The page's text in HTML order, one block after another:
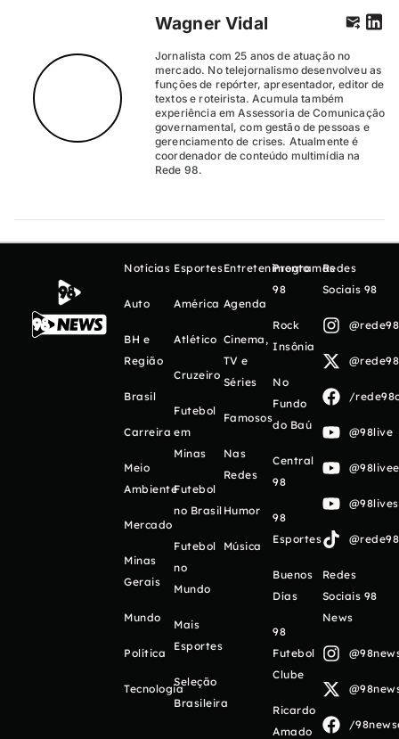
Wagner Vidal
Jornalista com 25 anos de atuação no
mercado. No telejornalismo desenvolveu as
funções de repórter, apresentador, editor de
textos e roteirista. Acumula também
experiência em Assessoria de Comunicação
governamental, com gestão de pessoas e
gerenciamento de crises. Atualmente é
coordenador de conteúdo multimídia na
Rede 98.
Notícias
Auto
BH e
Região
Brasil
Carreira
Meio
Ambiente
Mercado
Minas
Gerais
Mundo
Política
Tecnologia
Esportes
América
Atlético
Cruzeiro
Futebol
em
Minas
Futebol
no Brasil
Futebol
no
Mundo
Mais
Esportes
Seleção
Brasileira
Entretenimento
Agenda
Cinema,
TV e
Séries
Famosos
Nas
Redes
Humor
Música
Programas
98
Rock
Insônia
No
Fundo
do Baú
Central
98
98
Esportes
Buenos
Días
98
Futebol
Clube
Ricardo
Amado
Redes
Sociais 98
/
@98live
Redes
Sociais 98
News
/